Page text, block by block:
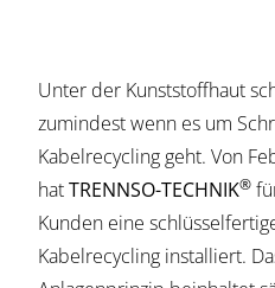
Unter der Kunststoffhaut
zumindest wenn es um
Kabelrecycling geht. Von
hatTRENNSO-TECHNIK®
Kunden eine
Kabelrecycling installiert.